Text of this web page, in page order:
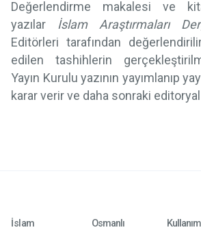
Değerlendirme makalesi ve
yazılar İslam Araştırmaları
Editörleri tarafından
edilen tashihlerin
Yayın Kurulu yazının yayımlanıp
karar verir ve daha sonraki
İslam
Osmanlı
Kullanım